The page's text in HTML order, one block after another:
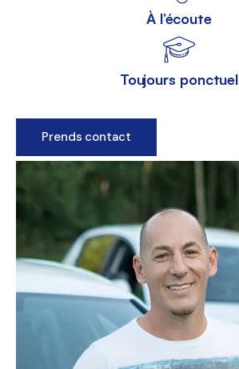
À l’écoute
Toujours ponctuel
Prends contact